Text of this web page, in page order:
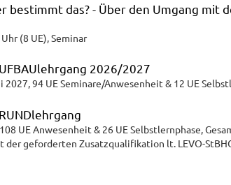
bestimmt das? - Über den Umgang mit
(8 UE), Seminar
2026/2027
2027, 94 UE Seminare/Anwesenheit & 12 UE
UE Anwesenheit & 26 UE Selbstlernphase,
der geforderten Zusatzqualifikation lt. LEVO-